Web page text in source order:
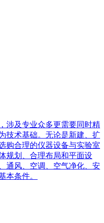
涉及专业众多更需要同时精
技术基础。无论是新建、扩
购合理的仪器设备与实验室
规划、合理布局和平面设
通风、空调、空气净化、安
本条件。